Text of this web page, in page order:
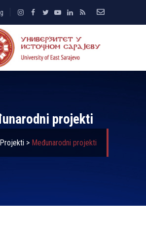
projekti
Projekti> Međunarodni projekti